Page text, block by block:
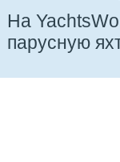
На
парусную